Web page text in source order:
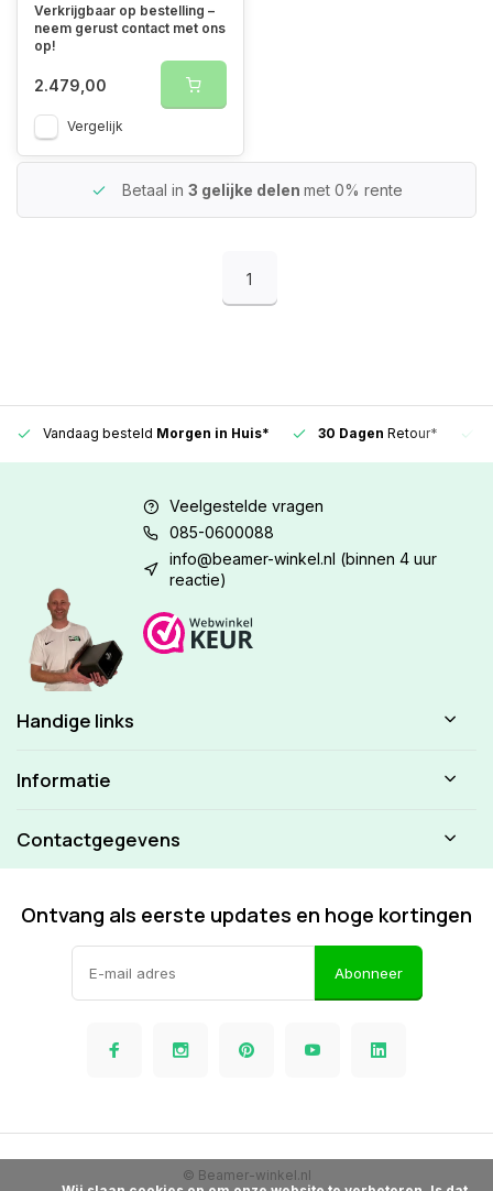
Verkrijgbaar op bestelling –
neem gerust contact met ons
op!
2.479,00
Vergelijk
Betaal in 3 gelijke delen met 0% rente
1
Vandaag besteld Morgen in Huis* 30 Dagen Retour*
Veelgestelde vragen
085-0600088
info@beamer-winkel.nl (binnen 4 uur
reactie)
Handige links
Informatie
Contactgegevens
Ontvang als eerste updates en hoge kortingen
Abonneer
© Beamer-winkel.nl